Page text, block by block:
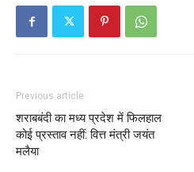
Previous article
शराबबंदी का मध्य प्रदेश में फिलहाल
कोई प्रस्ताव नहीं: वित्त मंत्री जयंत
मलैया